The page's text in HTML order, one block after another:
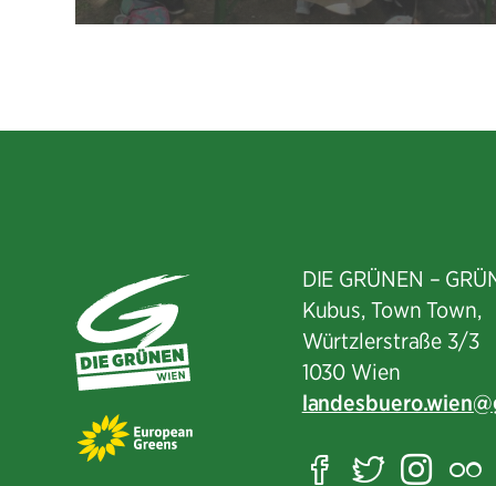
DIE GRÜNEN –
Kubus, Town Town,
Würtzlerstraße 3/3​
1030 Wien
landesbuero.wien
Facebook
Twitter